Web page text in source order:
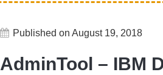
Published on August 19, 2018
AdminTool – IBM